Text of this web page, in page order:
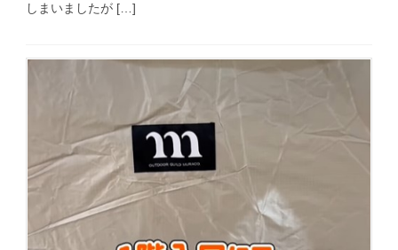
しまいましたが […]